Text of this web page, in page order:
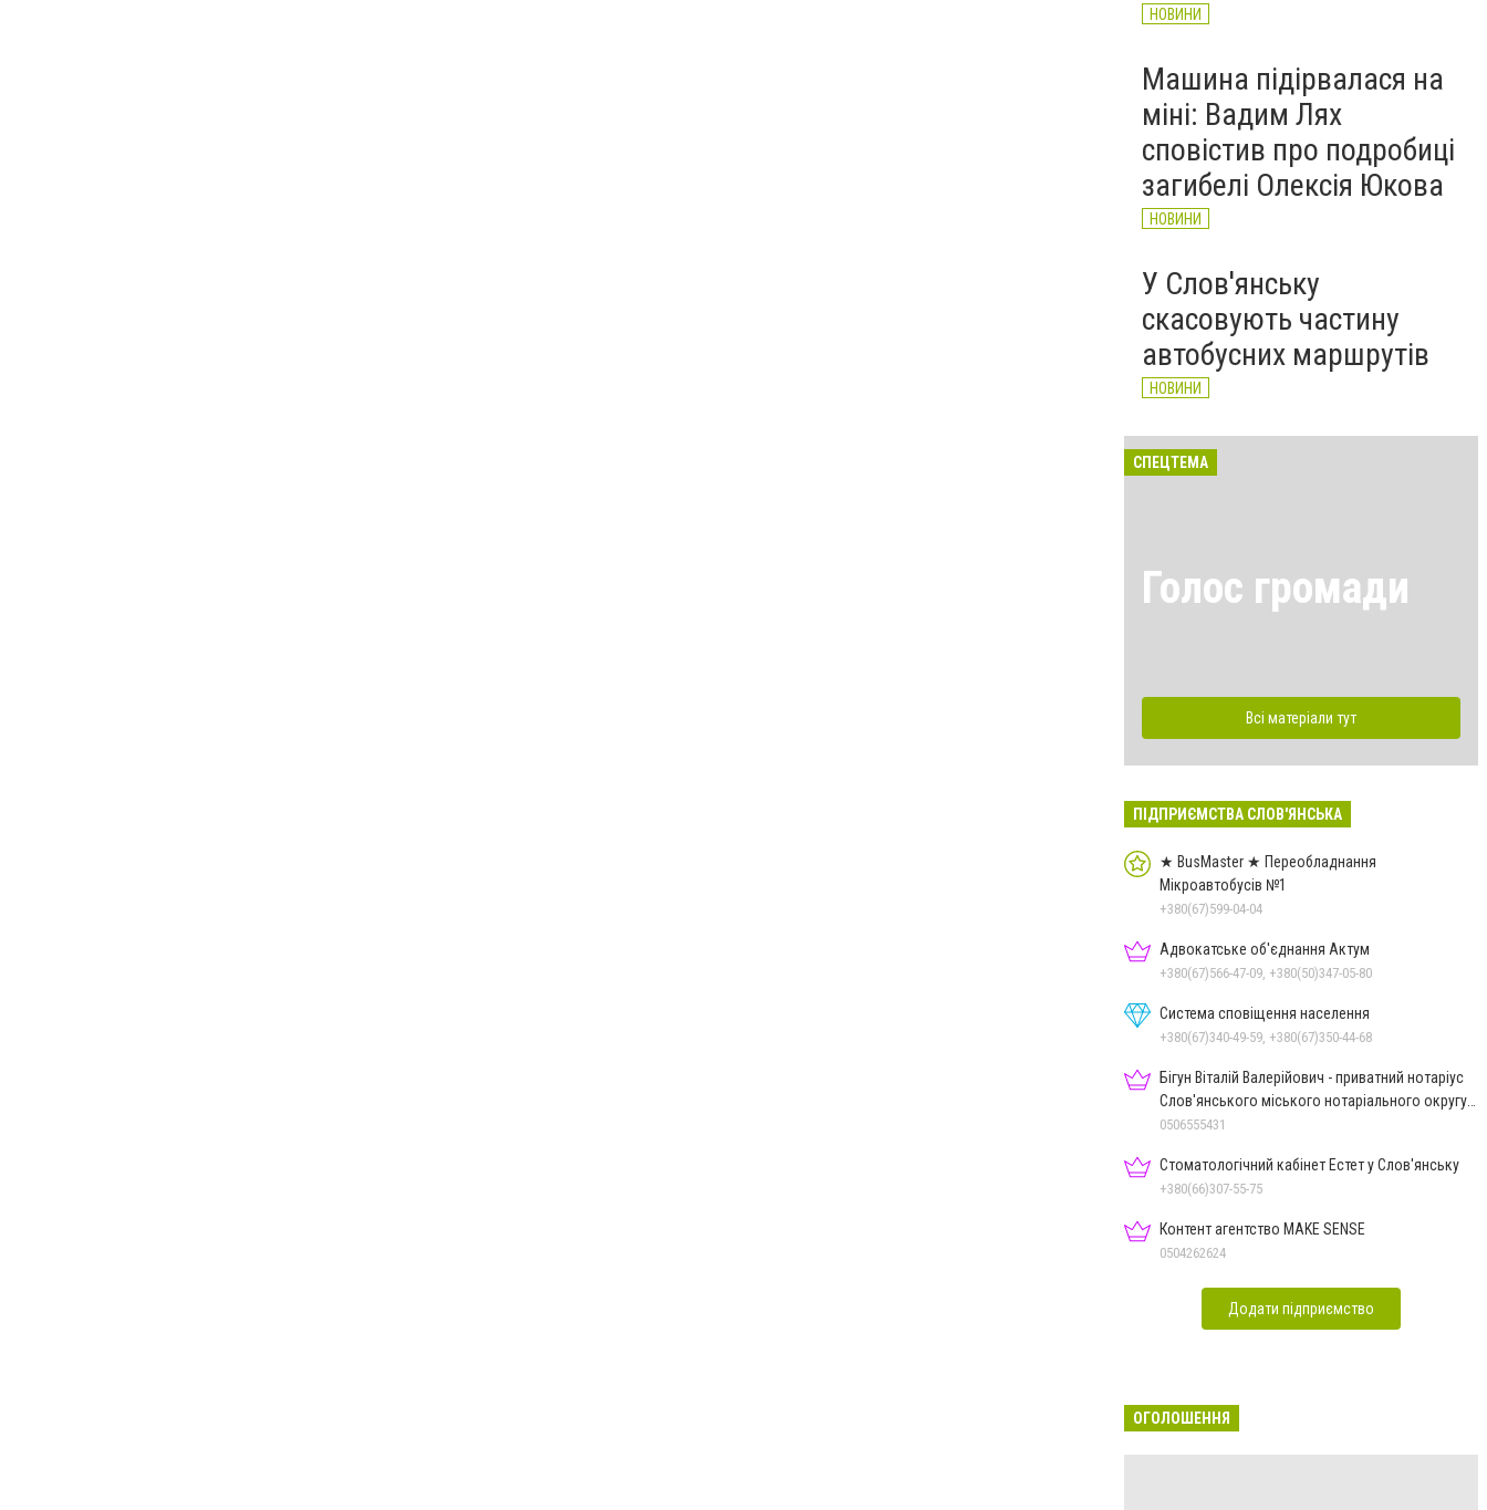
НОВИНИ
Машина підірвалася на
міні: Вадим Лях
сповістив про подробиці
загибелі Олексія Юкова
НОВИНИ
У Слов'янську
скасовують частину
автобусних маршрутів
НОВИНИ
СПЕЦТЕМА
Голос громади
Всі матеріали тут
ПІДПРИЄМСТВА СЛОВ'ЯНСЬКА
★ BusMaster ★ Переобладнання
Мікроавтобусів №1
+380(67)599-04-04
Адвокатське об'єднання Актум
+380(67)566-47-09, +380(50)347-05-80
Система сповіщення населення
+380(67)340-49-59, +380(67)350-44-68
Бігун Віталій Валерійович - приватний нотаріус
Слов'янського міського нотаріального округу
Дон.обл.
0506555431
Стоматологічний кабінет Естет у Слов'янську
+380(66)307-55-75
Контент агентство MAKE SENSE
0504262624
Додати підприємство
ОГОЛОШЕННЯ